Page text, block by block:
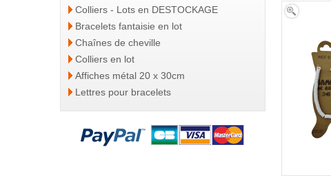
Colliers - Lots en DESTOCKAGE
Bracelets fantaisie en lot
Chaînes de cheville
Colliers en lot
Affiches métal 20 x 30cm
Lettres pour bracelets